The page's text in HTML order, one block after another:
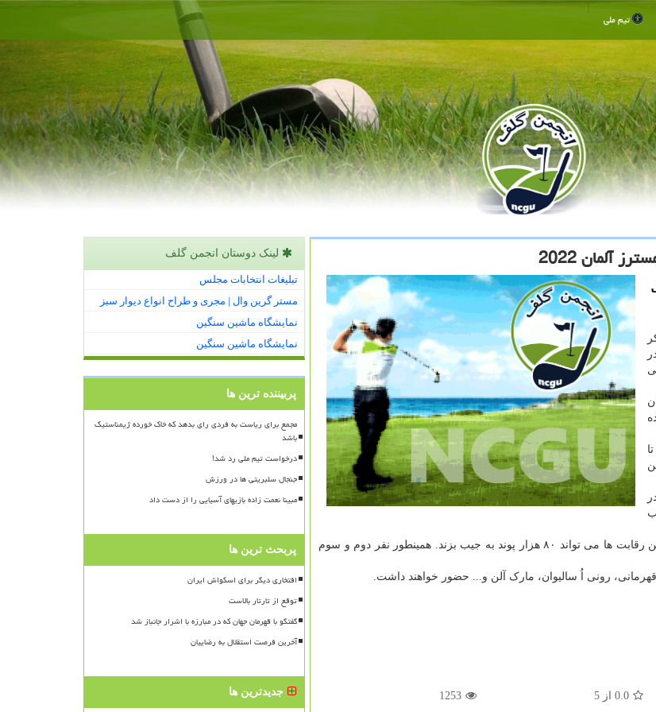
تیم ملی
آلمان 2022
در
در جایگاه ۶۰ جهان
آلمان یک رقابت حرفه ای است که از ۲۶ تا
مسابقات که از ۱۸ تا ۲۶ اکتبر ۲۰۲۱ در
مسابقات مسترز آلمان ۲۰۲۲، ۴۰۰ هزار پوند جایزه دارد که قهرمان این رقابت ها می تواند ۸۰ هزار پوند به جیب بزند. همینطور نفر دوم و سوم
رونی اُ سالیوان، مارک آلن و... حضور خواهند داشت.
0.0 از5
1253
لینک دوستان انجمن گلف
تبلیغات انتخابات مجلس
مستر گرین وال | مجری و طراح انواع دیوار سبز
نمایشگاه ماشین سنگین
نمایشگاه ماشین سنگین
پربیننده ترین ها
مجمع برای ریاست به فردی رای بدهد که خاک خورده ژیمناستیک
باشد
درخواست تیم ملی رد شد!
جنجال سلبریتی ها در ورزش
مبینا نعمت زاده بازیهای آسیایی را از دست داد
پربحث ترین ها
افتخاری دیگر برای اسکواش ایران
توقع از تارتار بالاست
گفتگو با قهرمان جهان که در مبارزه با اشرار جانباز شد
آخرین فرصت استقلال به رضاییان
جدیدترین ها